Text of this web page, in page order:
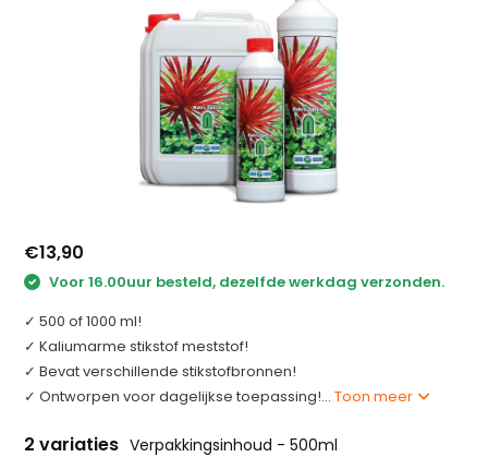
€13,90
Voor 16.00uur besteld, dezelfde werkdag verzonden.
✓ 500 of 1000 ml!
✓ Kaliumarme stikstof meststof!
✓ Bevat verschillende stikstofbronnen!
✓ Ontworpen voor dagelijkse toepassing!...Toon meer
2 variaties Verpakkingsinhoud - 500ml